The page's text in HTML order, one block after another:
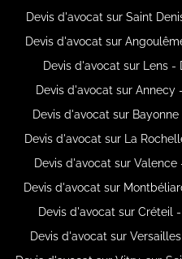
Devis d'avocat sur Saint
Devis d'avocat sur
Devis d'avocat sur Lens
Devis d'avocat sur
Devis d'avocat sur
Devis d'avocat sur La
Devis d'avocat sur
Devis d'avocat sur
Devis d'avocat sur Créteil
Devis d'avocat sur